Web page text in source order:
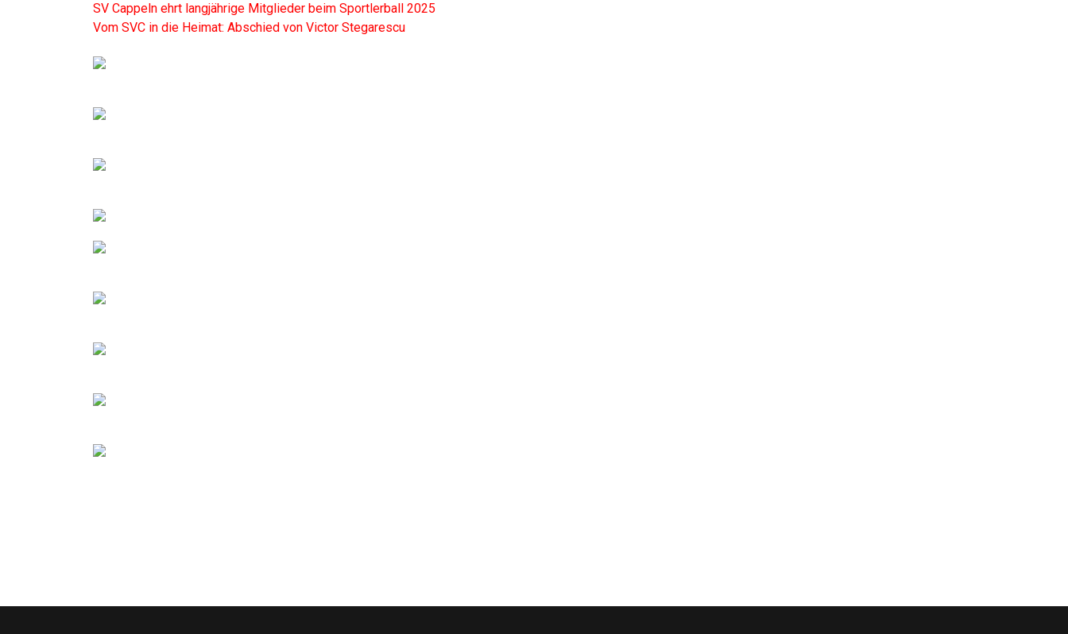
SV Cappeln ehrt langjährige Mitglieder beim Sportlerball 2025
Vom SVC in die Heimat: Abschied von Victor Stegarescu